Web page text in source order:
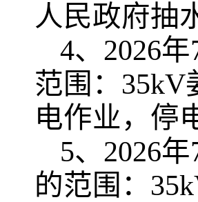
人民政府抽
4、2026
范围：35kV
电作业，停
5、2026
的范围：